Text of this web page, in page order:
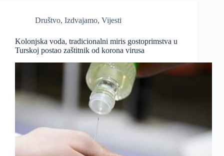
Društvo, Izdvajamo, Vijesti
Kolonjska voda, tradicionalni miris gostoprimstva u
Turskoj postao zaštitnik od korona virusa